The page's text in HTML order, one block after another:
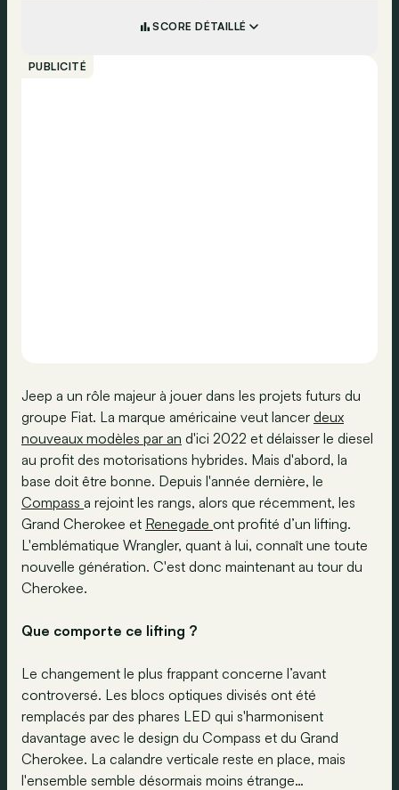
SCORE DÉTAILLÉ
PUBLICITÉ
Jeep a un rôle majeur à jouer dans les projets futurs du
groupe Fiat. La marque américaine veut lancer deux
nouveaux modèles par an d'ici 2022 et délaisser le diesel
au profit des motorisations hybrides. Mais d'abord, la
base doit être bonne. Depuis l'année dernière, le
Compass a rejoint les rangs, alors que récemment, les
Grand Cherokee et Renegade ont profité d’un lifting.
L'emblématique Wrangler, quant à lui, connaît une toute
nouvelle génération. C'est donc maintenant au tour du
Cherokee.
Que comporte ce lifting ?
Le changement le plus frappant concerne l’avant
controversé. Les blocs optiques divisés ont été
remplacés par des phares LED qui s'harmonisent
davantage avec le design du Compass et du Grand
Cherokee. La calandre verticale reste en place, mais
l'ensemble semble désormais moins étrange…